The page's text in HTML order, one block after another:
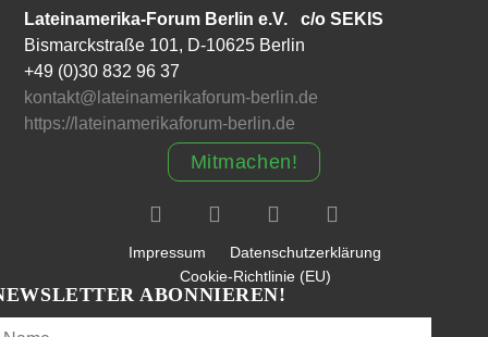
Lateinamerika-Forum Berlin e.V. c/o SEKIS
Bismarckstraße 101, D-10625 Berlin
+49 (0)30 832 96 37
kontakt@lateinamerikaforum-berlin.de
https://lateinamerikaforum-berlin.de
Mitmachen!
Impressum
Datenschutzerklärung
Cookie-Richtlinie (EU)
ABONNIEREN!